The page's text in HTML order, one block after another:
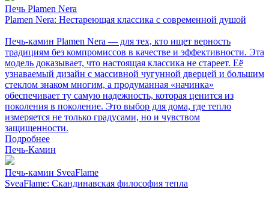
Печь Plamen Nera
Plamen Nera: Нестареющая классика с современной душой
Печь-камин Plamen Nera — для тех, кто ищет верность
традициям без компромиссов в качестве и эффективности. Эта
модель доказывает, что настоящая классика не стареет. Её
узнаваемый дизайн с массивной чугунной дверцей и большим
стеклом знаком многим, а продуманная «начинка»
обеспечивает ту самую надежность, которая ценится из
поколения в поколение. Это выбор для дома, где тепло
измеряется не только градусами, но и чувством
защищенности.
Подробнее
Печь-Камин
Печь-камин SveaFlame
SveaFlame: Скандинавская философия тепла